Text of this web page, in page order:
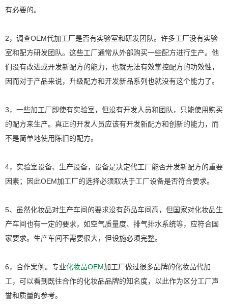
有必要的。
2，调查OEM代加工厂是否有实验室和研发团队。许多工厂没有实验
室和配方研发团队。这些工厂通常从外部购买一些配方进行生产。他
们没有改进或开发新配方的能力，也就无法有效掌控配方的功效性，
因而对于产品来说，升级配方和开发新品系列也就没有这个能力了。
3，一些加工厂即使有实验室，但没有开发人员和团队，只能使用购买
的配方来生产。真正的开发人员应该有开发新配方和创新的能力，而
不是简单地使用陈旧的配方。
4，实验室设备、生产设备，设备是决定代工厂能否开发新配方的重要
因素；因此OEM加工厂的选择必须取决于工厂设备是否符合要求。
5、虽然化妆品对生产车间的要求没有药品车间高，但国家对化妆品生
产车间也有一定的要求，如空气质量度、排气排水系统等，应符合国
家要求。生产车间不需要很大，但设施必须完整。
6，合作案例。专业化妆品OEM加工厂做过很多品牌的化妆品代加
工，可以看到既往合作的化妆品品牌的知名度，以此作为区分工厂声
誉和质量的参考。